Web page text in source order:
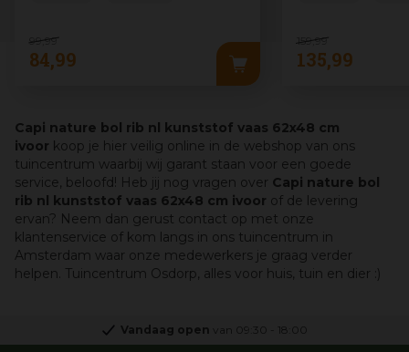
99,99
84,99
159 ,99
135,99
Capi nature bol rib nl kunststof vaas 62x48 cm
ivoor koop je hier veilig online in de webshop van ons
tuincentrum waarbij wij garant staan voor een goede
service, beloofd! Heb jij nog vragen over Capi nature bol
rib nl kunststof vaas 62x48 cm ivoor of de levering
ervan? Neem dan gerust contact op met onze
klantenservice of kom langs in ons tuincentrum in
Amsterdam waar onze medewerkers je graag verder
helpen. Tuincentrum Osdorp, alles voor huis, tuin en dier :)
Vandaag open van 09:30 18:00